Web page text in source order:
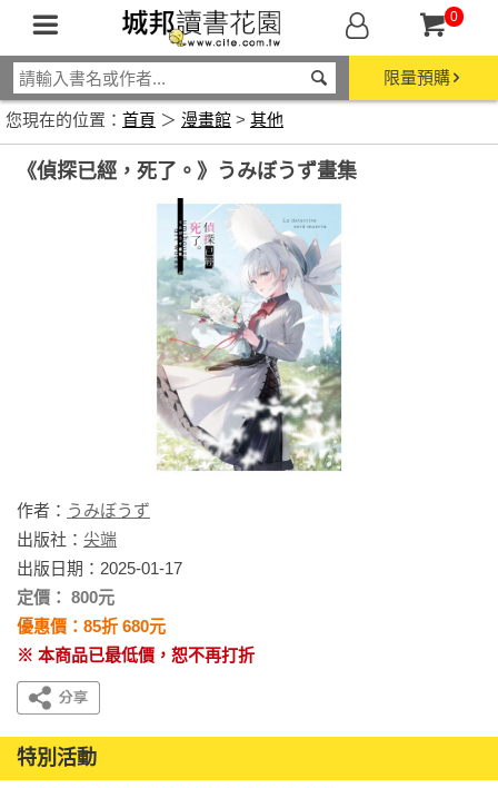
0
限量預購
您現在的位置： 首頁 ＞ 漫畫館 > 其他
《偵探已經，死了。》うみぼうず畫集
作者： うみぼうず
出版社： 尖端
出版日期：2025-01-17
定價： 800元
優惠價：85折 680元
※ 本商品已最低價，恕不再打折
特別活動